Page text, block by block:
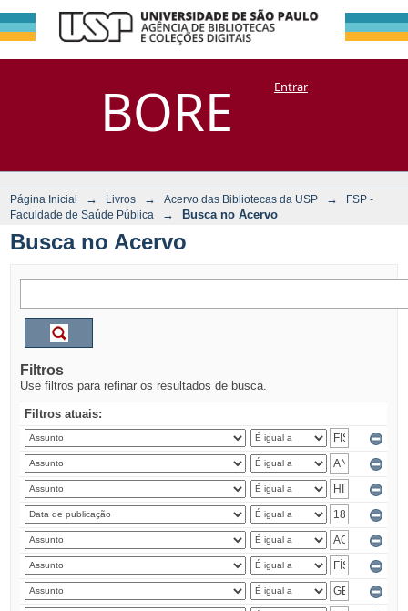
BORE
Busca no Acervo
DSpace/Manakin + CoriscoEntrar
Página Inicial → Livros → Acervo das Bibliotecas da USP →
FSP -
Faculdade de Saúde Pública
→ Busca no Acervo
Busca no Acervo
Filtros
Use filtros para refinar os resultados de busca.
Filtros atuais: